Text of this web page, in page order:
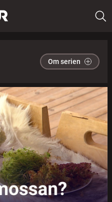
Om serien